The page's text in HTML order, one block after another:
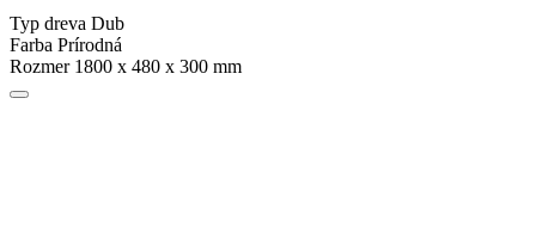
Typ dreva Dub
Farba Prírodná
Rozmer 1800 x 480 x 300 mm